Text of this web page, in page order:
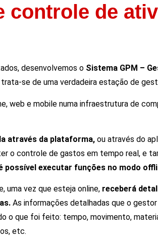
controle de
desenvolvemos o Sistema GPM –
se de uma verdadeira estação de
web e mobile numa infraestrutura de
através da plataforma, ou através do
o controle de gastos em tempo real, e
possível executar funções no modo
uma vez que esteja online, receberá
As informações detalhadas que o
o que foi feito: tempo, movimento,
etc.